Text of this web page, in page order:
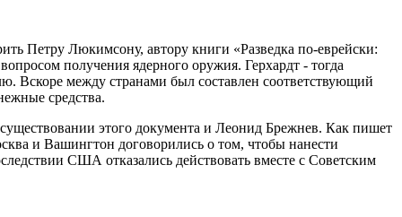
Петру Люкимсону, автору книги «Разведка по-еврейски:
получения ядерного оружия. Герхардт - тогда
Вскоре между странами был составлен соответствующий
средства.
этого документа и Леонид Брежнев. Как пишет
и Вашингтон договорились о том, чтобы нанести
США отказались действовать вместе с Советским